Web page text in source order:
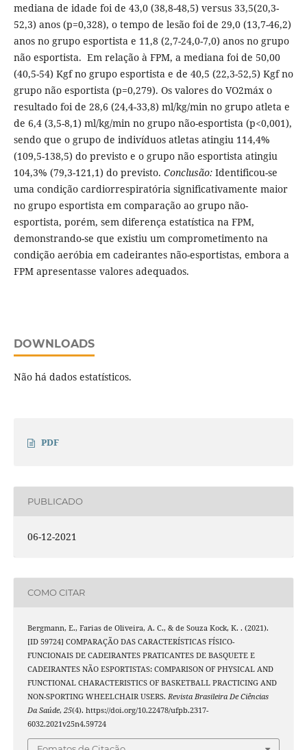
mediana de idade foi de 43,0 (38,8-48,5) versus 33,5(20,3-
52,3) anos (p=0,328), o tempo de lesão foi de 29,0 (13,7-46,2)
anos no grupo esportista e 11,8 (2,7-24,0-7,0) anos no grupo
não esportista. Em relação à FPM, a mediana foi de 50,00
(40,5-54) Kgf no grupo esportista e de 40,5 (22,3-52,5) Kgf no
grupo não esportista (p=0,279). Os valores do VO2máx o
resultado foi de 28,6 (24,4-33,8) ml/kg/min no grupo atleta e
de 6,4 (3,5-8,1) ml/kg/min no grupo não-esportista (p<0,001),
sendo que o grupo de indivíduos atletas atingiu 114,4%
(109,5-138,5) do previsto e o grupo não esportista atingiu
104,3% (79,3-121,1) do previsto. Conclusão:Identificou-se
uma condição cardiorrespiratória significativamente maior
no grupo esportista em comparação ao grupo não-
esportista, porém, sem diferença estatística na FPM,
demonstrando-se que existiu um comprometimento na
condição aeróbia em cadeirantes não-esportistas, embora a
FPM apresentasse valores adequados.
DOWNLOADS
Não há dados estatísticos.
PDF
PUBLICADO
06-12-2021
COMO CITAR
Bergmann, E., Farias de Oliveira, A. C., & de Souza Kock, K. . (2021).
[ID 59724] COMPARAÇÃO DAS CARACTERÍSTICAS FÍSICO-
FUNCIONAIS DE CADEIRANTES PRATICANTES DE BASQUETE E
CADEIRANTES NÃO ESPORTISTAS: COMPARISON OF PHYSICAL AND
FUNCTIONAL CHARACTERISTICS OF BASKETBALL PRACTICING AND
NON-SPORTING WHEELCHAIR USERS. Revista Brasileira De Ciências
Da Saúde, 25(4). https://doi.org/10.22478/ufpb.2317-
6032.2021v25n4.59724